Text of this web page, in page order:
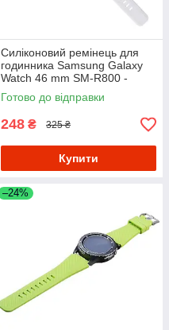
Силіконовий ремінець для
годинника Samsung Galaxy
Watch 46 mm SM-R800 -
White
Готово до відправки
248 ₴ 325 ₴
Купити
–24%